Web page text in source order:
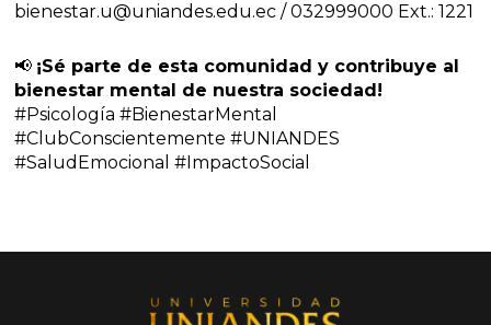
bienestar.u@uniandes.edu.ec / 032999000 Ext.: 1221
📢 ¡Sé parte de esta comunidad y contribuye al
bienestar mental de nuestra sociedad!
#Psicología #BienestarMental
#ClubConscientemente #UNIANDES
#SaludEmocional #ImpactoSocial